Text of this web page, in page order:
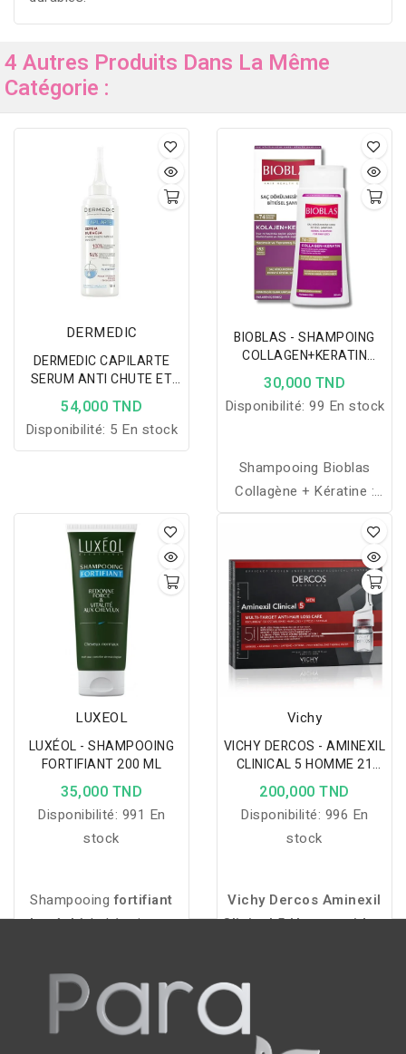
4 Autres Produits Dans La Même
Catégorie :
DERMEDIC
DERMEDIC CAPILARTE
SERUM ANTI CHUTE ET
REPOUSSE 150 ML
54,000 TND
Disponibilité: 5 En stock
BIOBLAS - SHAMPOING
COLLAGEN+KERATIN
360ML
30,000 TND
Disponibilité: 99 En stock
Shampooing Bioblas
Collagène + Kératine :
renforce, nourrit et
redonne du volume aux
cheveux fins, abîmés ou
sujets à la chute.
LUXEOL
LUXÉOL - SHAMPOOING
FORTIFIANT 200 ML
35,000 TND
Disponibilité: 991 En
stock
Shampooingfortifiant
Luxéolà la kératine et
renforce les cheveux
fragiles, améliore leur
douceur et leur élasticité,
avec 95 % d’ingrédients
Vichy
VICHY DERCOS - AMINEXIL
CLINICAL 5 HOMME 21
AMPOULES
200,000 TND
Disponibilité: 996 En
stock
Vichy Dercos Aminexil
Clinical 5 Homme aide à
améliorer la densité
pour une chevelure